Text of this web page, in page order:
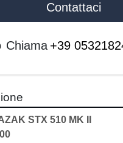
Contattaci
Chiama +39
STX 510 MK II